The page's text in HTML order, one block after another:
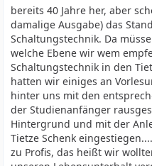
bereits 40 Jahre her, aber
damalige Ausgabe) das
Schaltungstechnik. Da
welche Ebene wir wem
Schaltungstechnik in den
hatten wir einiges an
hinter uns mit den
der Studienanfänger
Hintergrund und mit der
Tietze Schenk
zu Profis, das heißt wir